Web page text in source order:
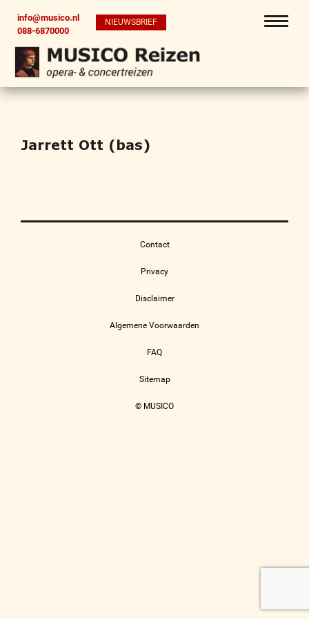
info@musico.nl
088-6870000
NIEUWSBRIEF
Jarrett Ott (bas)
Contact
Privacy
Disclaimer
Algemene Voorwaarden
FAQ
Sitemap
© MUSICO